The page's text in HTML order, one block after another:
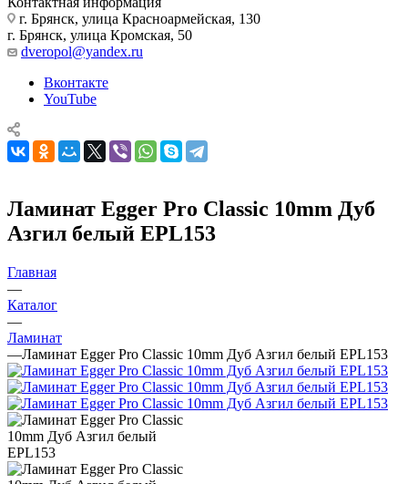
г. Брянск, улица Красноармейская, 130
г. Брянск, улица Кромская, 50
dveropol@yandex.ru
Вконтакте
YouTube
Ламинат Egger Pro Classic 10mm Дуб
Азгил белый EPL153
Главная
—
Каталог
—
Ламинат
—Ламинат Egger Pro Classic 10mm Дуб Азгил белый EPL153